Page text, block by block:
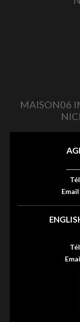
MAISON06
Email